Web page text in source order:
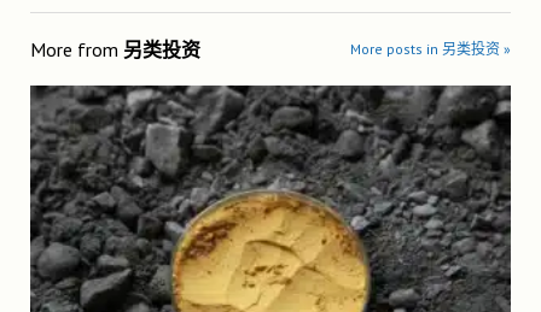
More from 另类投资 More posts in 另类投资 »